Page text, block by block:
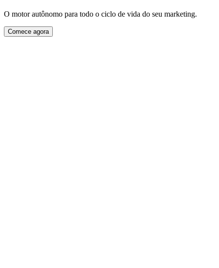
O motor autônomo para todo o ciclo de vida do seu marketing.
Comece agora